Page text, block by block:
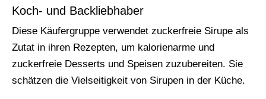
Koch- und Backliebhaber
Diese Käufergruppe verwendet zuckerfreie Sirupe als
Zutat in ihren Rezepten, um kalorienarme und
zuckerfreie Desserts und Speisen zuzubereiten. Sie
schätzen die Vielseitigkeit von Sirupen in der Küche.